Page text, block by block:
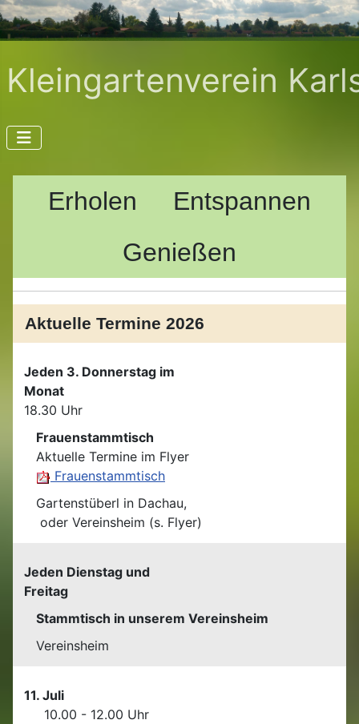
Kleingartenverein
Erholen
Entspannen
Genießen
Aktuelle Termine 2026
Jeden 3. Donnerstag im
Monat
18.30 Uhr
Frauenstammtisch
Aktuelle Termine im Flyer
Frauenstammtisch
Gartenstüberl in Dachau,
oder Vereinsheim (s. Flyer)
Jeden Dienstag und
Freitag
Stammtisch in unserem Vereinsheim
Vereinsheim
11. Juli
10.00 - 12.00 Uhr